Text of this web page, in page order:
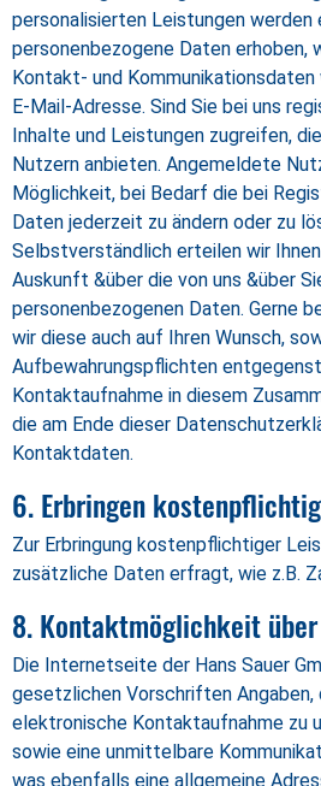
personalisierten Leistungen werden
personenbezogene Daten erhoben,
Kontakt- und
E-Mail-Adresse. Sind Sie bei uns
Inhalte und Leistungen zugreifen,
Nutzern anbieten. Angemeldete
Möglichkeit, bei Bedarf die bei
Daten jederzeit zu ändern oder zu
Selbstverständlich erteilen wir
Auskunft &über die von uns &über
personenbezogenen Daten. Gerne
wir diese auch auf Ihren Wunsch,
Aufbewahrungspflichten
Kontaktaufnahme in diesem
die am Ende dieser
Kontaktdaten.
6. Erbringen
Zur Erbringung kostenpflichtiger
zusätzliche Daten erfragt, wie z.B.
8. Kontaktmöglichkeit
Die Internetseite der Hans Sauer
gesetzlichen Vorschriften Angaben,
elektronische Kontaktaufnahme zu
sowie eine unmittelbare
was ebenfalls eine allgemeine